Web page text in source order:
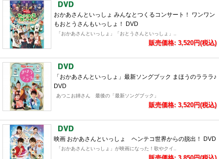
おかあさんといっしょ みんなとつくるコンサート！ ワンワン
もおとうさんもいっしょ！ DVD
「おかあさんといっしょ」「おとうさんといっしょ」..
販売価格: 3,520円(税込)
「おかあさんといっしょ」最新ソングブック まほうのラララ♪
DVD
あつこお姉さん 最後の「最新ソングブック」
販売価格: 3,520円(税込)
映画 おかあさんといっしょ ヘンテコ世界からの脱出！ DVD
「おかあさんといっしょ」が映画になった！歌やクイ..